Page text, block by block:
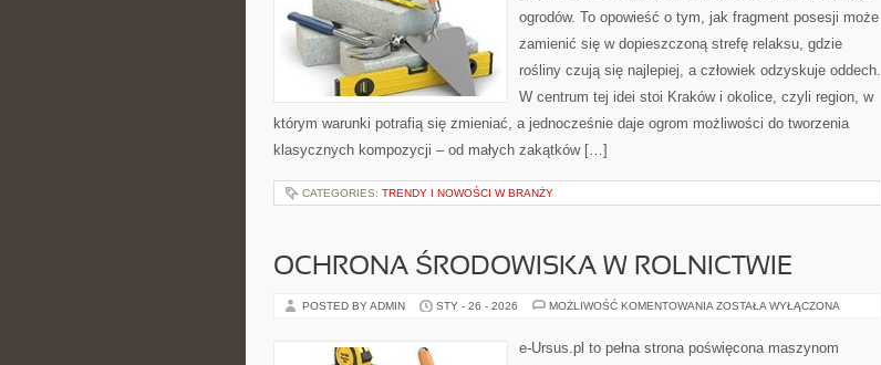
ogrodów. To opowieść o tym, jak fragment posesji może
zamienić się w dopieszczoną strefę relaksu, gdzie
rośliny czują się najlepiej, a człowiek odzyskuje oddech.
W centrum tej idei stoi Kraków i okolice, czyli region, w
którym warunki potrafią się zmieniać, a jednocześnie daje ogrom możliwości do tworzenia
klasycznych kompozycji – od małych zakątków […]
CATEGORIES: TRENDY I NOWOŚCI W BRANŻY
OCHRONA ŚRODOWISKA W ROLNICTWIE
POSTED BY ADMIN STY - 26 - 2026 MOŻLIWOŚĆ KOMENTOWANIA OCHRONA
ROLNICTWIE
ZOSTAŁA WYŁĄCZONA
e-Ursus.pl to pełna strona poświęcona maszynom